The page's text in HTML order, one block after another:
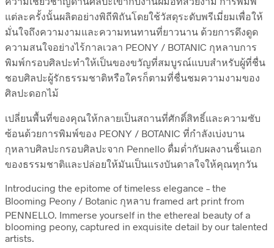
แต่ละครั้งนั้นผลิตอย่างพิถีพิถันโดยใช้วัสดุระดับพรีเมี่ยมเพื่อให้
มั่นใจถึงความงามและความทนทานที่ยาวนาน ด้วยการดึงดูด
ความสนใจอย่างไร้กาลเวลา PEONY / BOTANIC กุหลาบการ
พิมพ์กรอบศิลปะทำให้เป็นของขวัญที่สมบูรณ์แบบสำหรับผู้ที่ชื่น
ชอบศิลปะผู้รักธรรมชาติหรือใครก็ตามที่ชื่นชมความงามของ
ศิลปะดอกไม้
เปลี่ยนพื้นที่ของคุณให้กลายเป็นสถานที่ศักดิ์สิทธิ์และความซับ
ซ้อนด้วยการพิมพ์ของ PEONY / BOTANIC ที่กำลังเบ่งบาน
กุหลาบศิลปะกรอบศิลปะจาก Pennello ดื่มด่ำกับผลงานชิ้นเอก
ของธรรมชาติและปล่อยให้มันเป็นแรงบันดาลใจให้คุณทุกวัน
Introducing the epitome of timeless elegance – the
Blooming Peony / Botanic กุหลาบ framed art print from
PENNELLO. Immerse yourself in the ethereal beauty of a
blooming peony, captured in exquisite detail by our talented
artists.